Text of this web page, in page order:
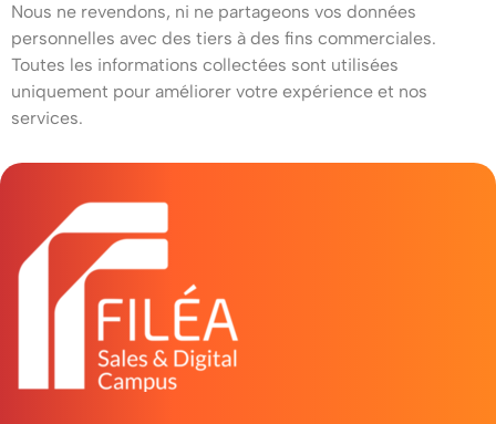
Nous ne revendons, ni ne partageons vos données
personnelles avec des tiers à des fins commerciales.
Toutes les informations collectées sont utilisées
uniquement pour améliorer votre expérience et nos
services.